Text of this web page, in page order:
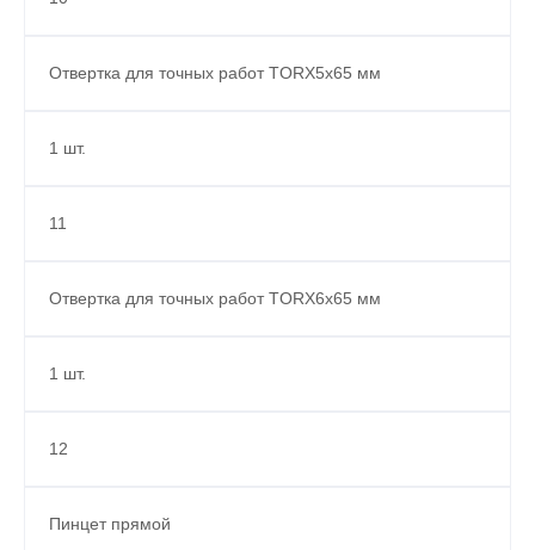
Отвертка для точных работ TORX5x65 мм
1 шт.
11
Отвертка для точных работ TORX6x65 мм
1 шт.
12
Пинцет прямой